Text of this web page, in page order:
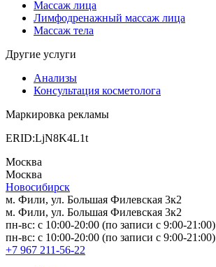
Массаж лица
Лимфодренажный массаж лица
Массаж тела
Другие услуги
Анализы
Консультация косметолога
Маркировка рекламы
ERID:LjN8K4L1t
Москва
Москва
Новосибирск
м. Фили, ул. Большая Филевская 3к2
м. Фили, ул. Большая Филевская 3к2
пн-вс: с 10:00-20:00 (по записи с 9:00-21:00)
пн-вс: с 10:00-20:00 (по записи с 9:00-21:00)
+7 967 211-56-22